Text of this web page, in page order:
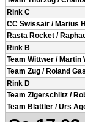
Rink C
CC Swissair / Marius
Rasta Rocket /
Rink B
Team Wittwer / Martin
Team Zug / Roland
Rink D
Team Zigerschlitz /
Team Blättler / Urs